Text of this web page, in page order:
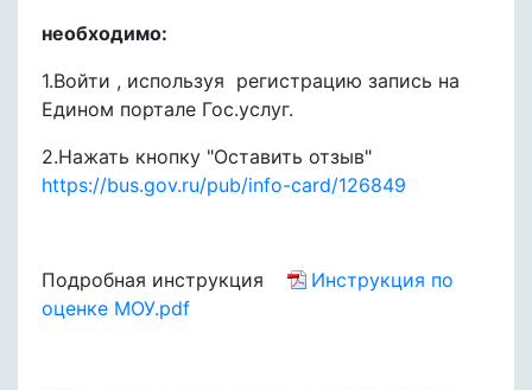
необходимо:
1.Войти , используя регистрацию запись на
Едином портале Гос.услуг.
2.Нажать кнопку "Оставить отзыв"
https://bus.gov.ru/pub/info-card/126849
Подробная инструкция
Инструкция по
оценке МОУ.pdf